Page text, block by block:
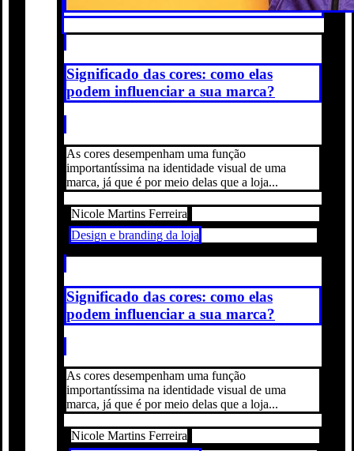
Significado das cores: como elas
podem influenciar a sua marca?
As cores desempenham uma função
importantíssima na identidade visual de uma
marca, já que é por meio delas que a loja...
Nicole Martins Ferreira
Design e branding da loja
Significado das cores: como elas
podem influenciar a sua marca?
As cores desempenham uma função
importantíssima na identidade visual de uma
marca, já que é por meio delas que a loja...
Nicole Martins Ferreira